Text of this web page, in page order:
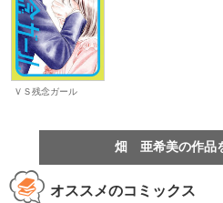
ＶＳ残念ガール
畑 亜希美の作品
オススメのコミックス